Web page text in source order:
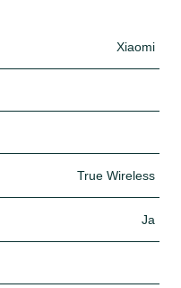
Xiaomi
True Wireless
Ja